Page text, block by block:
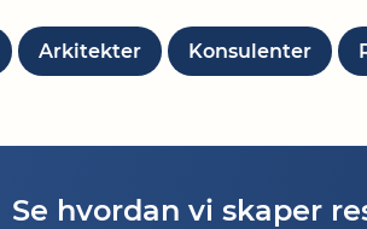
Arkitekter Konsulenter
Se hvordan vi skaper